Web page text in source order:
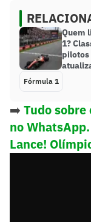
Quem
1?
pilotos
Fórmula 1
➡️ Tudo
no
Lance!